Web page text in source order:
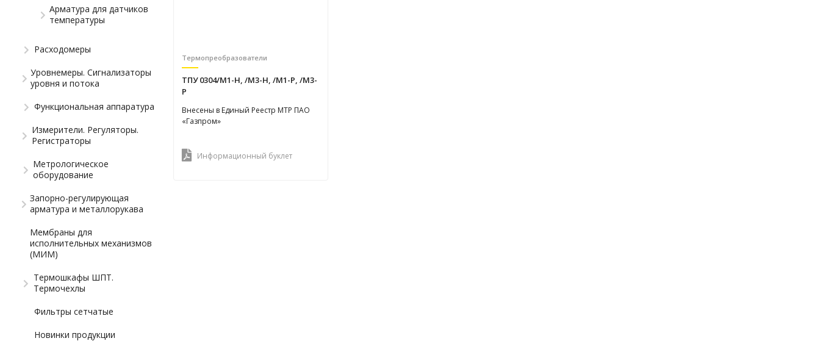
Арматура для датчиков
температуры
Расходомеры
Уровнемеры. Сигнализаторы
уровня и потока
Функциональная аппаратура
Измерители. Регуляторы.
Регистраторы
Метрологическое
оборудование
Запорно-регулирующая
арматура и металлорукава
Мембраны для
исполнительных механизмов
(МИМ)
Термошкафы ШПТ.
Термочехлы
Фильтры сетчатые
Новинки продукции
Термопреобразователи
ТПУ 0304/М1-Н, /М3-Н, /М1-Р, /М3-
Р
Внесены в Единый Реестр МТР ПАО
«Газпром»
Информационный буклет